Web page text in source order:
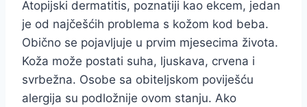
Atopijski dermatitis, poznatiji kao ekcem, jedan
je od najčešćih problema s kožom kod beba.
Obično se pojavljuje u prvim mjesecima života.
Koža može postati suha, ljuskava, crvena i
svrbežna. Osobe sa obiteljskom poviješću
alergija su podložnije ovom stanju. Ako